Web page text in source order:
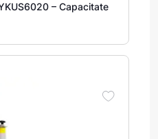
– Capacitate